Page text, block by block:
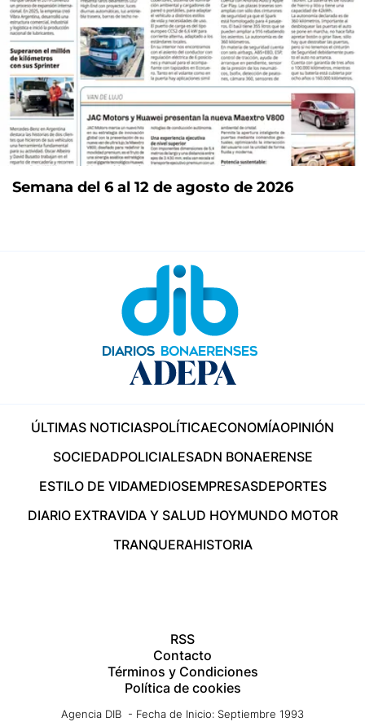
Semana del 6 al 12 de agosto de 2026
ÚLTIMAS NOTICIASPOLÍTICAECONOMÍAOPINIÓN
SOCIEDADPOLICIALESADN BONAERENSE
ESTILO DE VIDAMEDIOSEMPRESASDEPORTES
DIARIO EXTRAVIDA Y SALUD HOYMUNDO MOTOR
TRANQUERAHISTORIA
RSS
Contacto
Términos y Condiciones
Política de cookies
Agencia DIB - Fecha de Inicio: Septiembre 1993